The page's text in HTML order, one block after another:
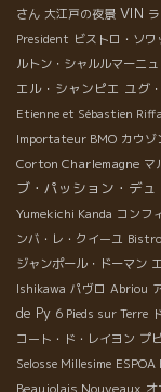
さん 大江戸の夜景 VIN
President ビストロ・ソワ
ルトン・シャルルマーニュ
エル・シャンピエ ユグ
Etienne et Sébastien
Importateur BMO カウゾ
Corton Charlemagne マ
ブ・パッション・デュ
Yumekichi Kanda コンフ
ンバ・レ・クイーユ
ジャンポール・ドーマン
Ishikawa パヴロ Abriou
de Py 6 Pieds sur Terre
コート・ド・レイヨン プ
Selosse Millesime ESPOA